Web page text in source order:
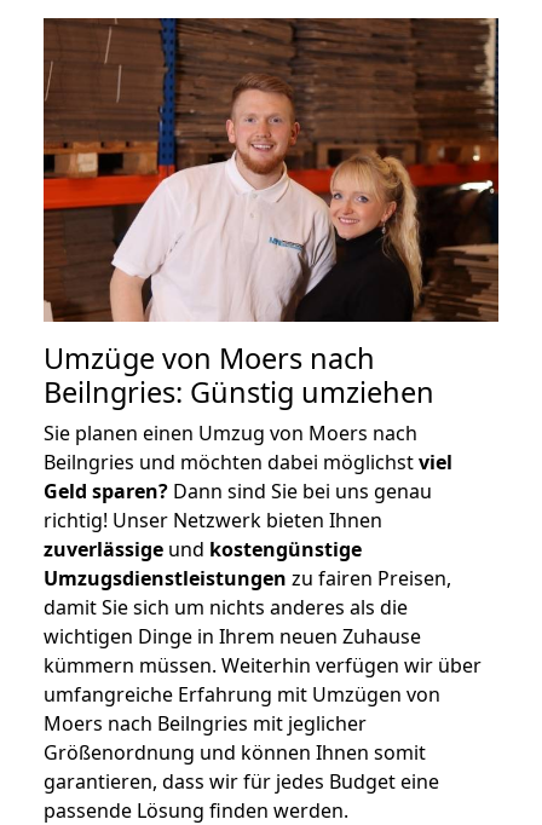
Umzüge von Moers nach
Beilngries: Günstig umziehen
Sie planen einen Umzug von Moers nach
Beilngries und möchten dabei möglichstviel
Geld sparen? Dann sind Sie bei uns genau
richtig! Unser Netzwerk bieten Ihnen
zuverlässige und kostengünstige
Umzugsdienstleistungen zu fairen Preisen,
damit Sie sich um nichts anderes als die
wichtigen Dinge in Ihrem neuen Zuhause
kümmern müssen. Weiterhin verfügen wir über
umfangreiche Erfahrung mit Umzügen von
Moers nach Beilngries mit jeglicher
Größenordnung und können Ihnen somit
garantieren, dass wir für jedes Budget eine
passende Lösung finden werden.